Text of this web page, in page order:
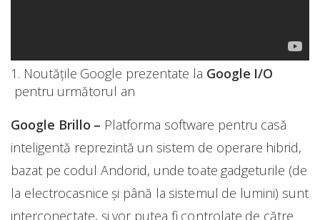
1. Noutățile Google prezentate la Google I/O
pentru următorul an
Google Brillo – Platforma software pentru casă
inteligentă reprezintă un sistem de operare hibrid,
bazat pe codul Andorid, unde toate gadgeturile (de
la electrocasnice și până la sistemul de lumini) sunt
interconectate, și vor putea fi controlate de către